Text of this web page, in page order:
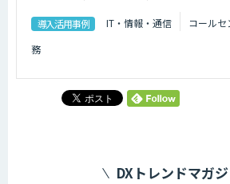
導入活用事例 IT・情報・通信 コールセ
務
DXトレンドマガ